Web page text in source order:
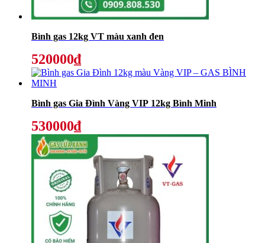
Bình gas 12kg VT màu xanh đen
520000₫
Bình gas Gia Đình Vàng VIP 12kg Bình Minh
530000₫